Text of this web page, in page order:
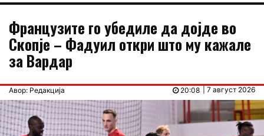
Французите го убедиле да дојде во
Скопје – Фадуил откри што му кажале
за Вардар
Авор: Редакција | 7 август 2026
20:08